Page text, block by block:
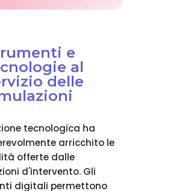
e
al
delle
tecnologica ha
arricchito le
offerte dalle
d'intervento. Gli
digitali permettono